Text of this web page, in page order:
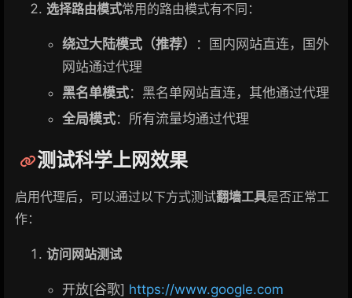
选择路由模式常用的路由模式有不同：
绕过大陆模式（推荐）
：国内网站直连，国外
网站通过代理
黑名单模式：黑名单网站直连，其他通过代理
全局模式：所有流量均通过代理
测试科学上网效果
启用代理后，可以通过以下方式测试翻墙工具是否正常工
作：
访问网站测试
开放[谷歌] https://www.google.com